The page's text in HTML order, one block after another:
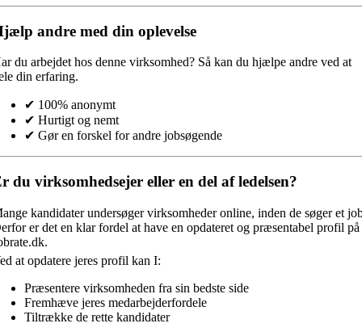
andre med din oplevelse
du arbejdet hos denne virksomhed? Så kan du hjælpe andre ved at
din erfaring.
✔ 100% anonymt
✔ Hurtigt og nemt
✔ Gør en forskel for andre jobsøgende
du virksomhedsejer eller en del af ledelsen?
kandidater undersøger virksomheder online, inden de søger et
er det en klar fordel at have en opdateret og præsentabel profil på
at opdatere jeres profil kan I:
Præsentere virksomheden fra sin bedste side
Fremhæve jeres medarbejderfordele
Tiltrække de rette kandidater